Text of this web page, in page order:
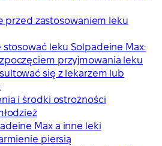
przed zastosowaniem leku
stosować leku Solpadeine Max:
przyjmowania leku
się z lekarzem lub
i środki ostrożności
Max a inne leki
piersią